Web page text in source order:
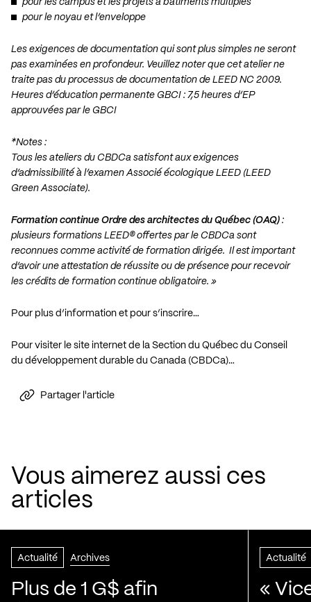
pour les campus et les projets à bâtiments multiples
pour le noyau et l’enveloppe
Les exigences de documentation qui sont plus simples ne seront
pas examinées en profondeur. Veuillez noter que cet atelier ne
traite pas du processus de documentation de LEED NC 2009.
Heures d’éducation permanente GBCI : 7,5 heures d’EP
approuvées par le GBCI
*Notes :
Tous les ateliers du CBDCa satisfont aux exigences
d’admissibilité à l’examen Associé écologique LEED (LEED
Green Associate).
Formation continue Ordre des architectes du Québec (OAQ) :
plusieurs formations LEED® offertes par le CBDCa sont
reconnues comme activité de formation dirigée. Il est important
d’avoir une attestation de réussite ou de présence pour recevoir
les crédits de formation continue obligatoire. »
Pour plus d’information et pour s’inscrire…
Pour visiter le site internet de la Section du Québec du Conseil
du développement durable du Canada (CBDCa)…
Partager l'article
Vous aimerez aussi ces
articles
Actualité Archives
Plus de 1 G$ afin
Actualité
«